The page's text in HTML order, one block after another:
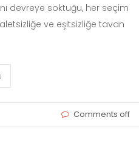
devreye soktuğu, her seçim
ve eşitsizliğe tavan
Comments off